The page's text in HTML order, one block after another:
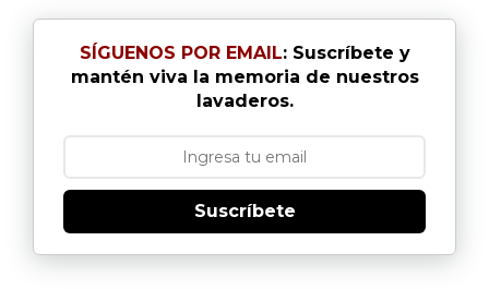
SÍGUENOS POR EMAIL: Suscríbete y
mantén viva la memoria de nuestros
lavaderos.
Suscríbete